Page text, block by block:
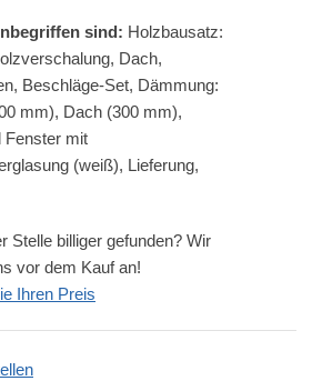
sind: Holzbausatz:
Dach,
Beschläge-Set, Dämmung:
mm), Dach (300 mm),
Fenster mit
(weiß), Lieferung,
Stelle billiger gefunden? Wir
vor dem Kauf an!
Ihren Preis